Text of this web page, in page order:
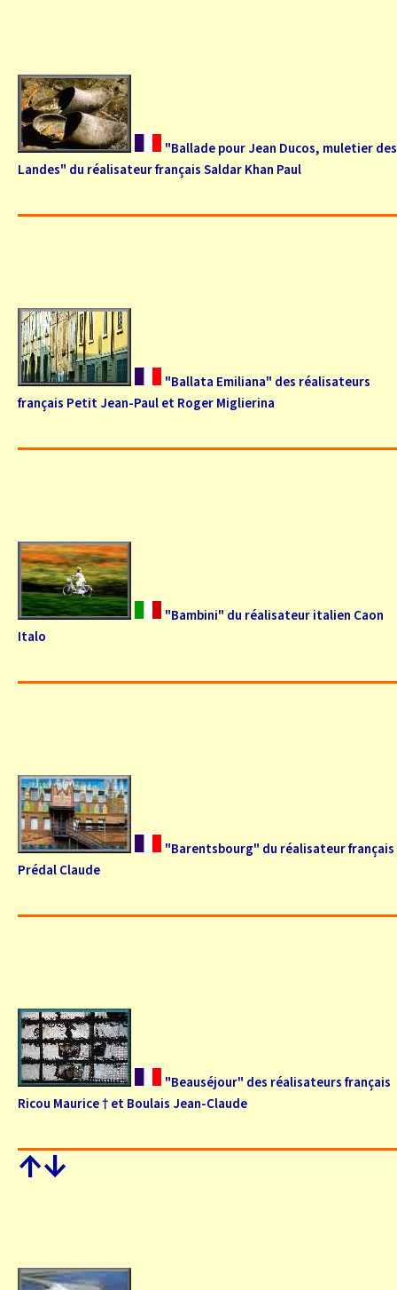
"Ballade pour Jean Ducos, muletier des
Landes" du réalisateur français Saldar Khan Paul
"Ballata Emiliana" des réalisateurs
français Petit Jean-Paul et Roger Miglierina
"Bambini" du réalisateur italien Caon
Italo
"Barentsbourg" du réalisateur français
Prédal Claude
"Beauséjour" des réalisateurs français
Ricou Maurice † et Boulais Jean-Claude
↑↓